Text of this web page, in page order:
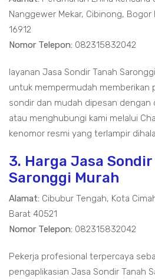
Nanggewer Mekar, Cibinong,
16912
Nomor Telepon: 082315832042
layanan Jasa Sondir Tanah
untuk mempermudah memberikan
sondir dan mudah dipesan dengan
atau menghubungi kami melalui
kenomor resmi yang terlampir
3. Harga Jasa Sondir
Saronggi Murah
Alamat: Cibubur Tengah, Kota
Barat 40521
Nomor Telepon: 082315832042
Pekerja profesional terpercaya
pengaplikasian Jasa Sondir Tanah